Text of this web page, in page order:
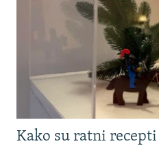
Kako su ratni